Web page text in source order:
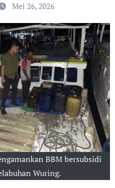
Mei 26, 2026
BBM bersubsidi
Wuring.